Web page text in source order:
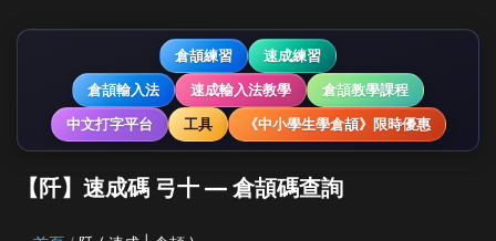
倉頡練習
速成練習
倉頡輸入法
速成輸入法教學
倉頡教學課程
中文打字平台
工具 《中小學生學倉頡》限時優惠
【阡】速成碼 弓十 — 倉頡碼查詢